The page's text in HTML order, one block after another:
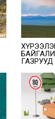
ГАЗРУУД